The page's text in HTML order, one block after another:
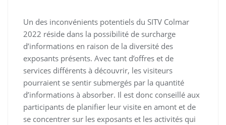
Un des inconvénients potentiels du SITV Colmar
2022 réside dans la possibilité de surcharge
d’informations en raison de la diversité des
exposants présents. Avec tant d’offres et de
services différents à découvrir, les visiteurs
pourraient se sentir submergés par la quantité
d’informations à absorber. Il est donc conseillé aux
participants de planifier leur visite en amont et de
se concentrer sur les exposants et les activités qui